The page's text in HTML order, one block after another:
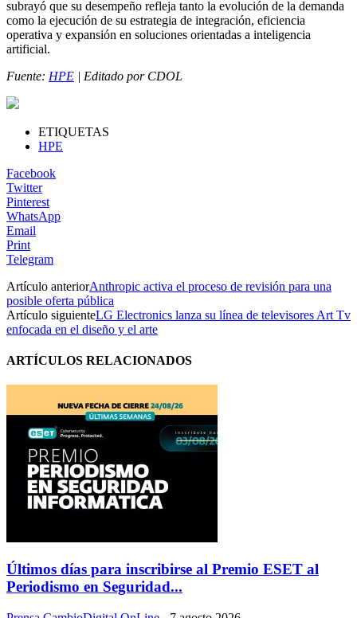
subrayó que su desempeño refleja tanto la evolución de la demanda
como la ejecución de su estrategia de integración, eficiencia
operativa y expansión en soluciones orientadas a inteligencia
artificial.
Fuente: HPE | Editado por CDOL
ETIQUETAS
HPE
Facebook
Twitter
Pinterest
WhatsApp
Email
Print
Telegram
Artículo anteriorAnthropic activa el proceso de revisión para una
posible oferta pública
Artículo siguienteLG Electronics lanza su línea de televisores Art Tv
enfocada en el diseño y el arte
ARTÍCULOS RELACIONADOS
Últimos días para inscribirse al Premio ESET al
Periodismo en Seguridad...